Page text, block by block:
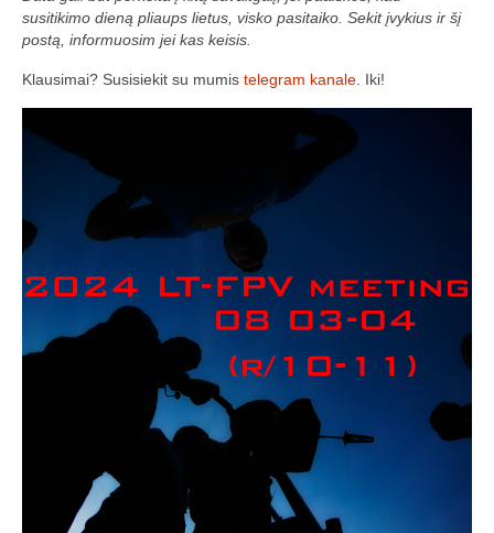
Trasos schema
Taisyklės
Trasos schema
Media
Rezultatai
2016 trečios lenktynės
2016-3 lenktynės/FPV susitikimas –
dienotvarkė, tikslai
2016 trečių lenktynių media
Minikopterių lenktynių taisyklės (2016-3)
susitikimo dieną pliaups lietus, visko pasitaiko. Sekit įvykius ir šį
postą, informuosim jei kas keisis.
Klausimai? Susisiekit su mumis telegram kanale . Iki!